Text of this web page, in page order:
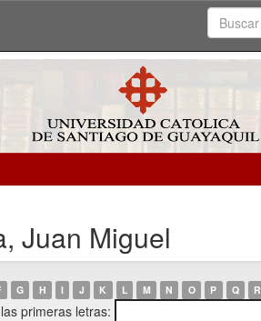
Juan Miguel
G H I J K L M N O P Q R
primeras letras: